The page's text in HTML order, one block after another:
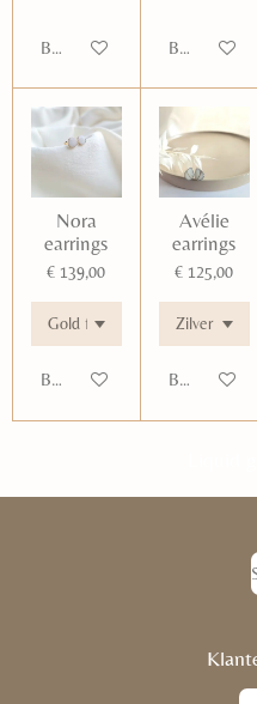
Bekijk details Bekijk details
Nora
earrings
€ 139,00
Bekijk details
Avélie
earrings
€ 125,00
Bekijk details